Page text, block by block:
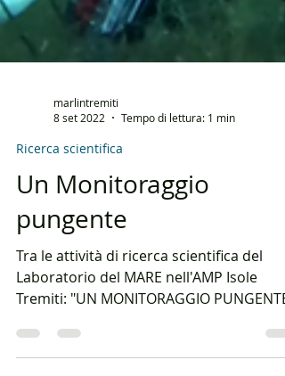
marlintremiti
Ricerca scientifica
Un Monitoraggio
pungente
Tra le attività di ricerca scientifica del
Tremiti: "UN MONITORAGGIO PUNGENTE"
Il progetto, avviato...